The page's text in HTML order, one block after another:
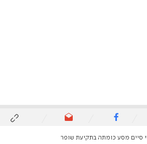
סיים מסע כומתה בתקיעת שופר